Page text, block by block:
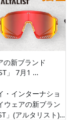
の新ブランド
」 7月1 …
・インターナショ
ウェアの新ブラン
」(アルタリスト)